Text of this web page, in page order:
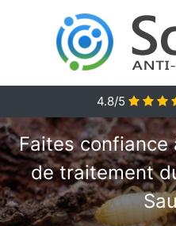
4.8/5
Faites
de traitement